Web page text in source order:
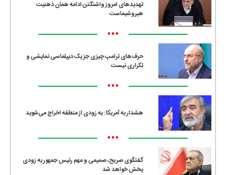
تهدیدهای امروز واشنگتن ادامه همان ذهنیت
هیروشیماست
•••
حرف‌های ترامپ چیزی جز یک دیپلماسی نمایشی و
تکراری نیست
•••
هشدار به آمریکا: به زودی از منطقه اخراج می‌شوید
•••
گفتگوی صریح، صمیمی و مهم رئیس جمهور به زودی
پخش خواهد شد